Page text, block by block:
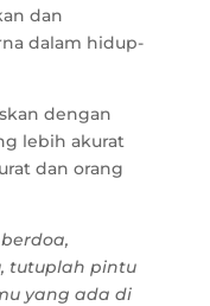
dan
dalam hidup-
dengan
lebih akurat
dan orang
tutuplah pintu
yang ada di